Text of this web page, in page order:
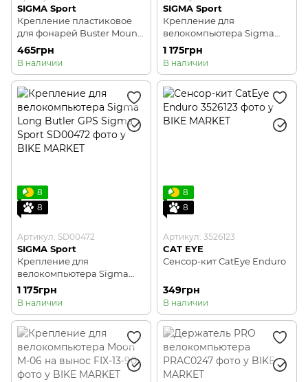
SIGMA Sport
Крепление пластиковое
для фонарей Buster Mount
Sigma Sport
465грн
В наличии
SIGMA Sport
Крепление для
велокомпьютера Sigma
Short Butler GPS Sigma
Sport
1 175грн
В наличии
8
8
Артикул: SD00472
SIGMA Sport
Крепление для
велокомпьютера Sigma
Long Butler GPS Sigma
Sport
1 175грн
В наличии
8
8
Артикул: 3526123
CAT EYE
Сенсор-кит CatEye Enduro
349грн
В наличии